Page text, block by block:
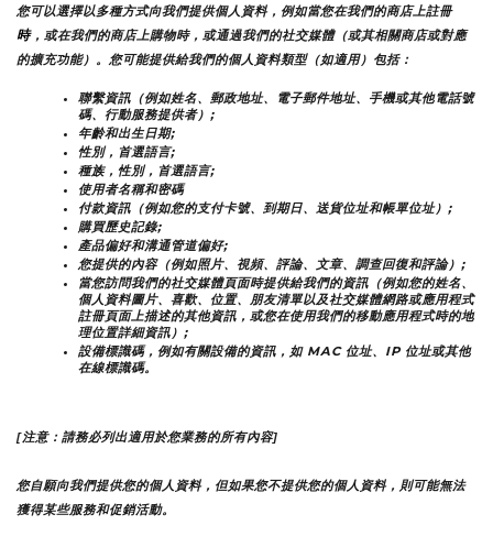
您可以選擇以多種方式向我們提供個人資料，例如當您在我們的商店上註冊
時，或在我們的商店上購物時，或通過我們的社交媒體（或其相關商店或對應
的擴充功能）。您可能提供給我們的個人資料類型（如適用）包括：
聯繫資訊（例如姓名、郵政地址、電子郵件地址、手機或其他電話號
碼、行動服務提供者）;
年齡和出生日期;
性別，首選語言;
種族，性別，首選語言;
使用者名稱和密碼
付款資訊（例如您的支付卡號、到期日、送貨位址和帳單位址）;
購買歷史記錄;
產品偏好和溝通管道偏好;
您提供的內容（例如照片、視頻、評論、文章、調查回復和評論）;
當您訪問我們的社交媒體頁面時提供給我們的資訊（例如您的姓名、
個人資料圖片、喜歡、位置、朋友清單以及社交媒體網路或應用程式
註冊頁面上描述的其他資訊，或您在使用我們的移動應用程式時的地
理位置詳細資訊）;
設備標識碼，例如有關設備的資訊，如 MAC 位址、IP 位址或其他
在線標識碼。
[注意：請務必列出適用於您業務的所有內容]
您自願向我們提供您的個人資料，但如果您不提供您的個人資料，則可能無法
獲得某些服務和促銷活動。